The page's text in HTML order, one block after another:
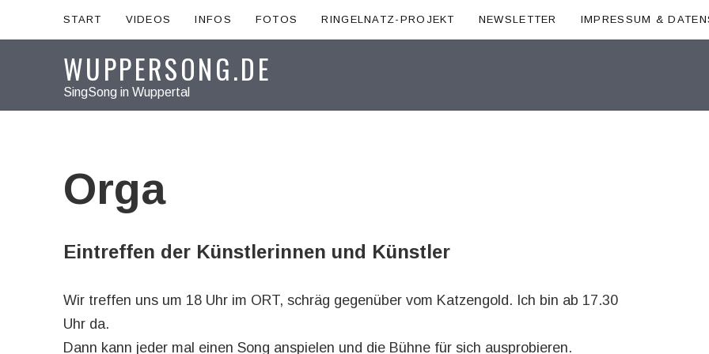
WUPPERSONG.DE
SingSong in Wuppertal
START VIDEOS INFOS FOTOS RINGELNATZ-PROJEKT NEWSLETTER IMPRESSUM &
Orga
Eintreffen der Künstlerinnen und Künstler
Wir treffen uns um 18 Uhr im ORT, schräg gegenüber vom Katzengold. Ich bin ab 17.30
Uhr da.
Dann kann jeder mal einen Song anspielen und die Bühne für sich ausprobieren.